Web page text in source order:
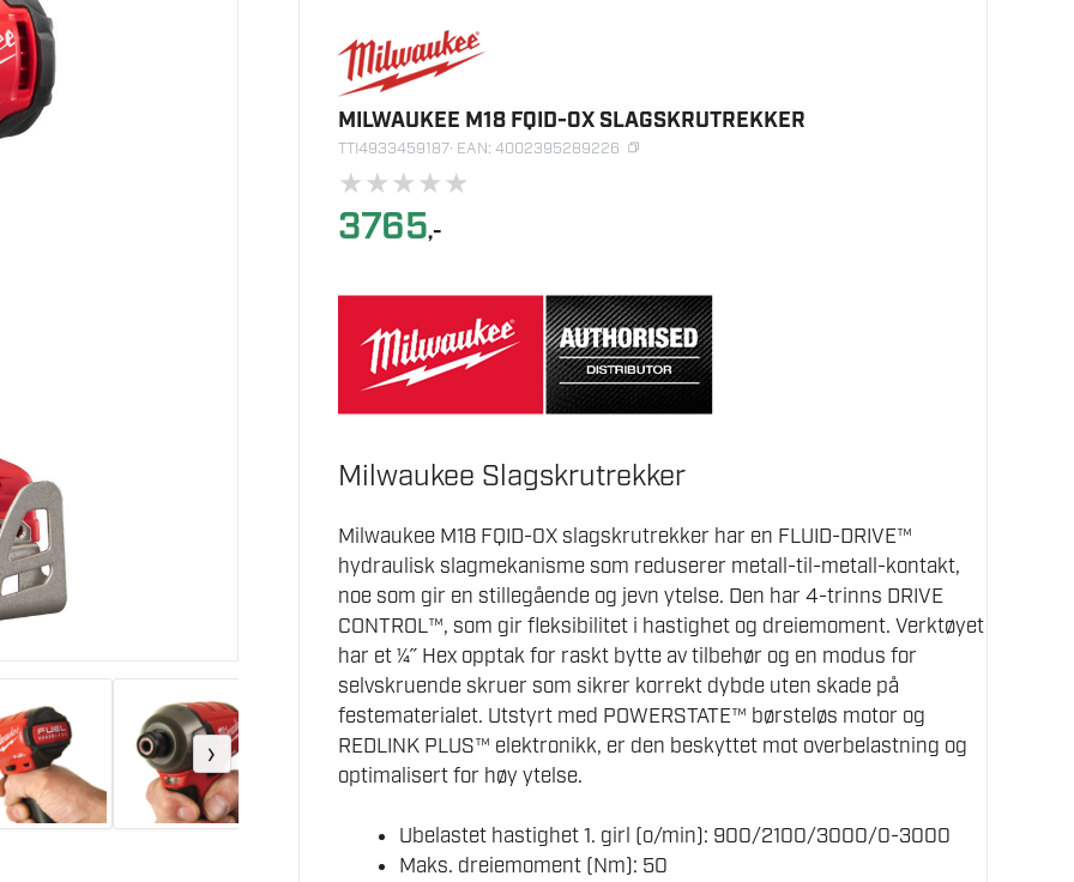
›
MILWAUKEE M18 FQID-0X SLAGSKRUTREKKER
TTI4933459187· EAN: 4002395289226
★★★★★
3765,-
Milwaukee Slagskrutrekker
Milwaukee M18 FQID-0X slagskrutrekker har en FLUID-DRIVE™
hydraulisk slagmekanisme som reduserer metall-til-metall-kontakt,
noe som gir en stillegående og jevn ytelse. Den har 4-trinns DRIVE
CONTROL™, som gir fleksibilitet i hastighet og dreiemoment. Verktøyet
har et ¼˝ Hex opptak for raskt bytte av tilbehør og en modus for
selvskruende skruer som sikrer korrekt dybde uten skade på
festematerialet. Utstyrt med POWERSTATE™ børsteløs motor og
REDLINK PLUS™ elektronikk, er den beskyttet mot overbelastning og
optimalisert for høy ytelse.
Ubelastet hastighet 1. girl (o/min): 900/2100/3000/0-3000
Maks. dreiemoment (Nm): 50